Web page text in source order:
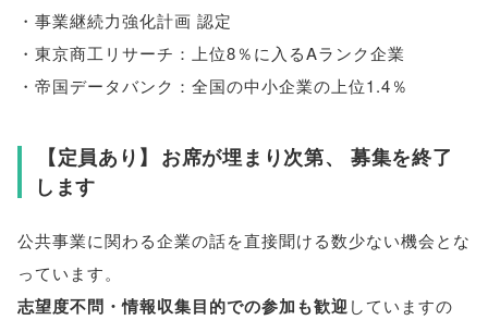
・事業継続力強化計画 認定
・東京商工リサーチ：上位8％に入るAランク企業
・帝国データバンク：全国の中小企業の上位1.4％
【定員あり】 お席が埋まり次第、
募集を終了
します
公共事業に関わる企業の話を直接聞ける数少ない機会とな
っています。
志望度不問・情報収集目的での参加も歓迎していますの